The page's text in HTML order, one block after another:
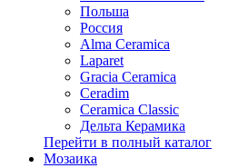
Польша
Россия
Alma Ceramica
Laparet
Gracia Ceramica
Ceradim
Ceramica Classic
Дельта Керамика
Перейти в полный каталог
Мозаика